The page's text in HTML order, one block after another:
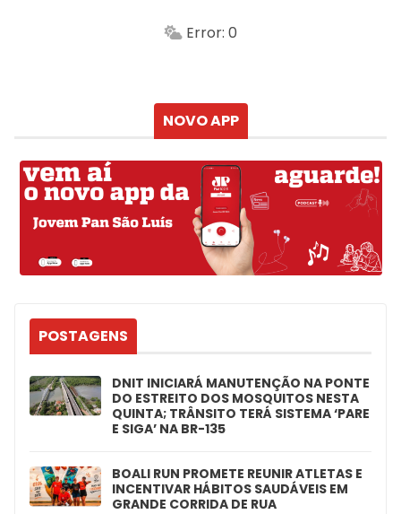
Min.
Error: 0
NOVO APP
POSTAGENS
DNIT INICIARÁ MANUTENÇÃO NA PONTE
DO ESTREITO DOS MOSQUITOS NESTA
QUINTA; TRÂNSITO TERÁ SISTEMA ‘PARE
E SIGA’ NA BR-135
BOALI RUN PROMETE REUNIR ATLETAS E
INCENTIVAR HÁBITOS SAUDÁVEIS EM
GRANDE CORRIDA DE RUA